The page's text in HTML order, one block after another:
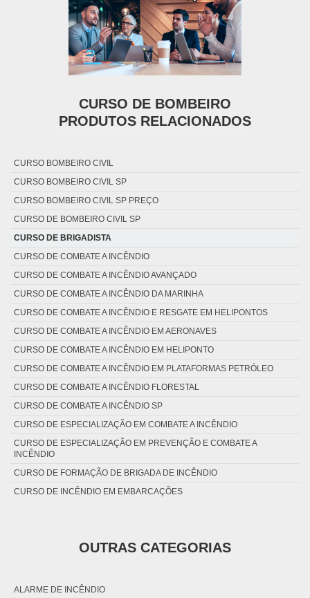
CURSO DE BOMBEIRO
PRODUTOS RELACIONADOS
CURSO BOMBEIRO CIVIL
CURSO BOMBEIRO CIVIL SP
CURSO BOMBEIRO CIVIL SP PREÇO
CURSO DE BOMBEIRO CIVIL SP
CURSO DE BRIGADISTA
CURSO DE COMBATE A INCÊNDIO
CURSO DE COMBATE A INCÊNDIO AVANÇADO
CURSO DE COMBATE A INCÊNDIO DA MARINHA
CURSO DE COMBATE A INCÊNDIO E RESGATE EM HELIPONTOS
CURSO DE COMBATE A INCÊNDIO EM AERONAVES
CURSO DE COMBATE A INCÊNDIO EM HELIPONTO
CURSO DE COMBATE A INCÊNDIO EM PLATAFORMAS PETRÓLEO
CURSO DE COMBATE A INCÊNDIO FLORESTAL
CURSO DE COMBATE A INCÊNDIO SP
CURSO DE ESPECIALIZAÇÃO EM COMBATE A INCÊNDIO
CURSO DE ESPECIALIZAÇÃO EM PREVENÇÃO E COMBATE A
INCÊNDIO
CURSO DE FORMAÇÃO DE BRIGADA DE INCÊNDIO
CURSO DE INCÊNDIO EM EMBARCAÇÕES
CURSO TÉCNICO DE PREVENÇÃO E COMBATE A INCÊNDIO
PREÇO DO CURSO DE COMBATE A INCÊNDIO
OUTRAS CATEGORIAS
ALARME DE INCÊNDIO